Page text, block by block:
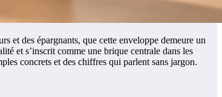
et des épargnants, que cette enveloppe demeure un
et s’inscrit comme une brique centrale dans les
concrets et des chiffres qui parlent sans jargon.